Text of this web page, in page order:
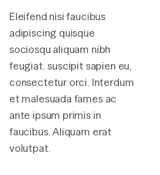
Eleifend nisi faucibus
adipiscing quisque
sociosqu aliquam nibh
feugiat. suscipit sapien eu,
consectetur orci. Interdum
et malesuada fames ac
ante ipsum primis in
faucibus. Aliquam erat
volutpat.